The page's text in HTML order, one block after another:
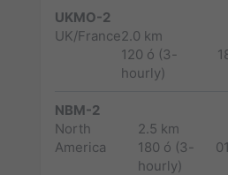
UKMO-2
UK/France2.0 km
120 ó (3-
hourly)
NBM-2
North
America
2.5 km
180 ó (3-
hourly)